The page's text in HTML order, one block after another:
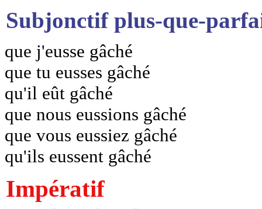
Subjonctif plus-que-
que j'eusse gâché
que tu eusses gâché
qu'il eût gâché
que nous eussions gâché
que vous eussiez gâché
qu'ils eussent gâché
Impératif